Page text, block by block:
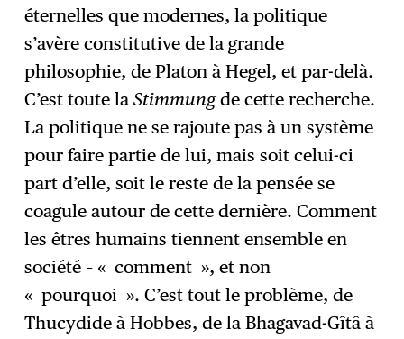
éternelles que modernes, la politique
s’avère constitutive de la grande
philosophie, de Platon à Hegel, et par-delà.
C’est toute laStimmungde cette recherche.
La politique ne se rajoute pas à un système
pour faire partie de lui, mais soit celui-ci
part d’elle, soit le reste de la pensée se
coagule autour de cette dernière. Comment
les êtres humains tiennent ensemble en
société – « comment », et non
« pourquoi ». C’est tout le problème, de
Thucydide à Hobbes, de la Bhagavad-Gîtâ à